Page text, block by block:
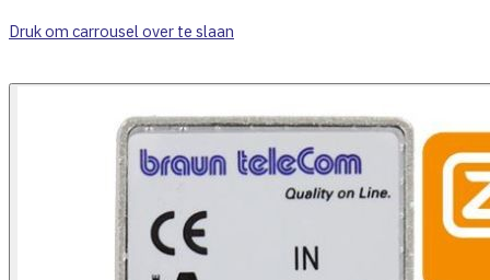
Druk om carrousel over te slaan